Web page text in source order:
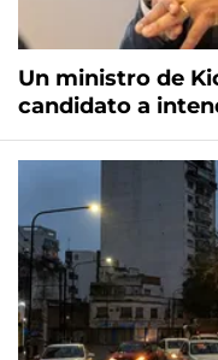
Un ministro de
candidato a